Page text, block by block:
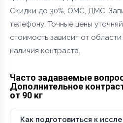
Скидки до 30%, ОМС, ДМС.
телефону. Точные цены
стоимость зависит от
наличия контраста.
Часто задаваемые
Дополнительное
от 90 кг
Как подготовиться к